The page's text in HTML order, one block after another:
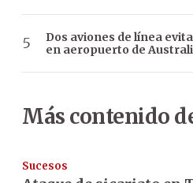
Dos aviones de línea
en aeropuerto de
Más contenido
Sucesos